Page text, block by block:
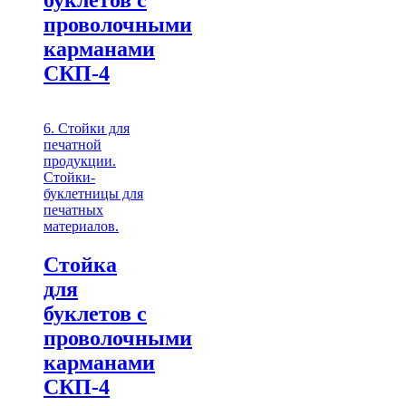
проволочными
карманами
СКП-4
6. Стойки для
печатной
продукции.
Стойки-
буклетницы для
печатных
материалов.
Стойка
для
буклетов c
проволочными
карманами
СКП-4